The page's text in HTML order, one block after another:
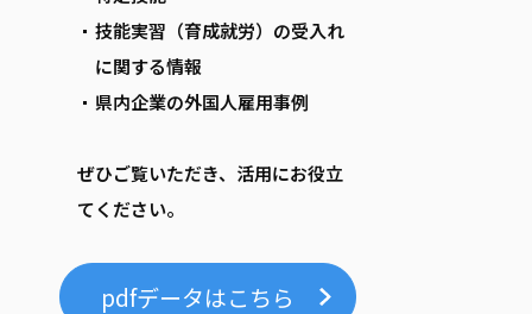
技能実習（育成就労）の受入れ
に関する情報
県内企業の外国人雇用事例
ぜひご覧いただき、活用にお役立
てください。
pdfデータはこちら